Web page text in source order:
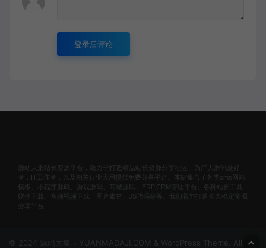
登录后评论
源站大集站长资源平台，致力于打造精品站长资源分享社区，为广大源码爱好
者，IT工作者，以及相关行业应用提供免费分享平台。本站集合了各类cms网站
模板、小程序源码、游戏源码、商城源码、ERP,CRM管理平台、各种站长工具
软件下载、音频视频下载、图片素材、JS代码等等。我们着力打造长久稳定资源
分享平台!
© 2024 源码大集 - YUANMADAJI.COM & WordPress Theme. All